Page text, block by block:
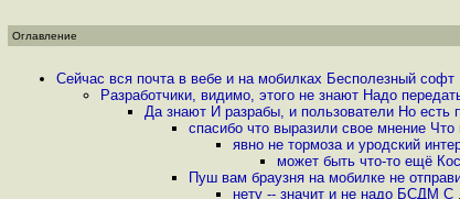
Оглавление
Сейчас вся почта в вебе и на мобилках Бесполезный софт
Разработчики, видимо, этого не знают Надо
Да знают И разрабы, и пользователи Но есть
спасибо что выразили свое мнение
явно не тормоза и уродский
может быть что-то ещё
Пуш вам браузня на мобилке не
нету -- значит и не надо БСДМ C ,